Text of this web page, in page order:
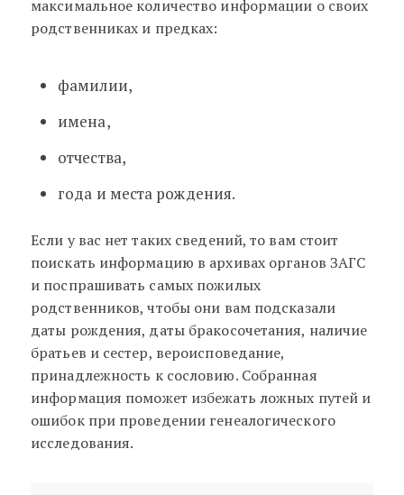
максимальное количество информации о своих
родственниках и предках:
фамилии,
имена,
отчества,
года и места рождения.
Если у вас нет таких сведений, то вам стоит
поискать информацию в архивах органов ЗАГС
и поспрашивать самых пожилых
родственников, чтобы они вам подсказали
даты рождения, даты бракосочетания, наличие
братьев и сестер, вероисповедание,
принадлежность к сословию. Собранная
информация поможет избежать ложных путей и
ошибок при проведении генеалогического
исследования.